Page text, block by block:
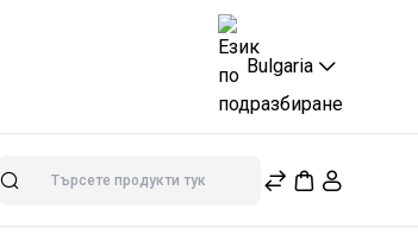
Bulgaria
Търсене